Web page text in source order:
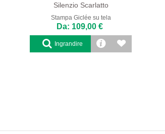
Silenzio Scarlatto
Stampa Giclée su tela
Da: 109,00 €
Ingrandire